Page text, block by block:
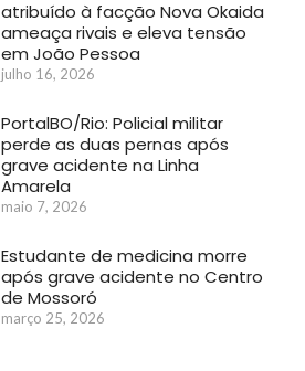
atribuído à facção Nova Okaida
ameaça rivais e eleva tensão
em João Pessoa
julho 16, 2026
PortalBO/Rio: Policial militar
perde as duas pernas após
grave acidente na Linha
Amarela
maio 7, 2026
Estudante de medicina morre
após grave acidente no Centro
de Mossoró
março 25, 2026